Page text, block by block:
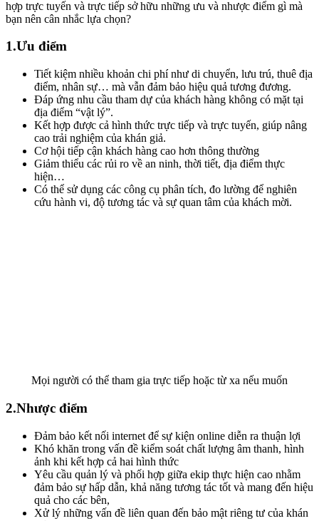
hợp trực tuyến và trực tiếp sở hữu những ưu và nhược điểm gì mà
bạn nên cân nhắc lựa chọn?
1.Ưu điểm
Tiết kiệm nhiều khoản chi phí như di chuyển, lưu trú, thuê địa
điểm, nhân sự… mà vẫn đảm bảo hiệu quả tương đương.
Đáp ứng nhu cầu tham dự của khách hàng không có mặt tại
địa điểm “vật lý”.
Kết hợp được cả hình thức trực tiếp và trực tuyến, giúp nâng
cao trải nghiệm của khán giả.
Cơ hội tiếp cận khách hàng cao hơn thông thường
Giảm thiểu các rủi ro về an ninh, thời tiết, địa điểm thực
hiện…
Có thể sử dụng các công cụ phân tích, đo lường để nghiên
cứu hành vi, độ tương tác và sự quan tâm của khách mời.
Mọi người có thể tham gia trực tiếp hoặc từ xa nếu muốn
2.Nhược điểm
Đảm bảo kết nối internet để sự kiện online diễn ra thuận lợi
Khó khăn trong vấn đề kiểm soát chất lượng âm thanh, hình
ảnh khi kết hợp cả hai hình thức
Yêu cầu quản lý và phối hợp giữa ekip thực hiện cao nhằm
đảm bảo sự hấp dẫn, khả năng tương tác tốt và mang đến hiệu
quả cho các bên,
Xử lý những vấn đề liên quan đến bảo mật riêng tư của khán